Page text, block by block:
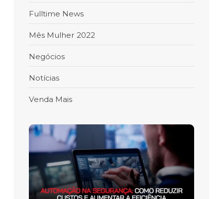
Fulltime News
Mês Mulher 2022
Negócios
Notícias
Venda Mais